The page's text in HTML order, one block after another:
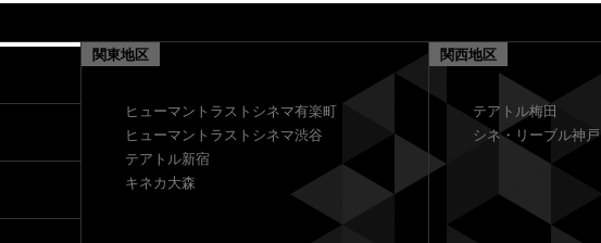
関東地区
ヒューマントラストシネマ有楽町
ヒューマントラストシネマ渋谷
テアトル新宿
キネカ大森
関西地区
テアトル梅田
シネ・リーブル神戸